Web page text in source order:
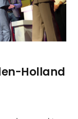
Holland